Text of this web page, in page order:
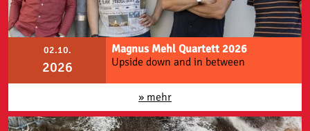
02.10.
2026
Magnus Mehl Quartett 2026
Upside down and in between
» mehr